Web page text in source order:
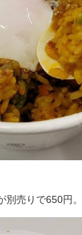
売りで650円。